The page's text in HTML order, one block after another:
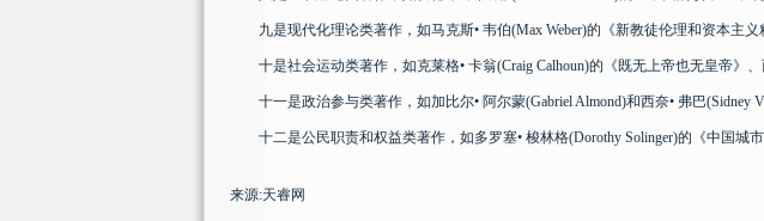
九是现代化理论类著作，如马克斯• 韦伯(Max Weber)的《新教徒伦理和资本主义
十是社会运动类著作，如克莱格• 卡翁(Craig Calhoun)的《既无上帝也无皇帝》、
十一是政治参与类著作，如加比尔• 阿尔蒙(Gabriel Almond)和西奈• 弗巴(Sidney
十二是公民职责和权益类著作，如多罗塞• 梭林格(Dorothy Solinger)的《中国城
来源:天睿网